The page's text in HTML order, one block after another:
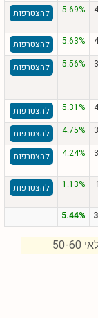
5.69% להצטרפות
5.63%
להצטרפות
5.56% להצטרפות
5.31%
להצטרפות
4.75%
להצטרפות
4.24% להצטרפות
1.13% להצטרפות
5.44%
60